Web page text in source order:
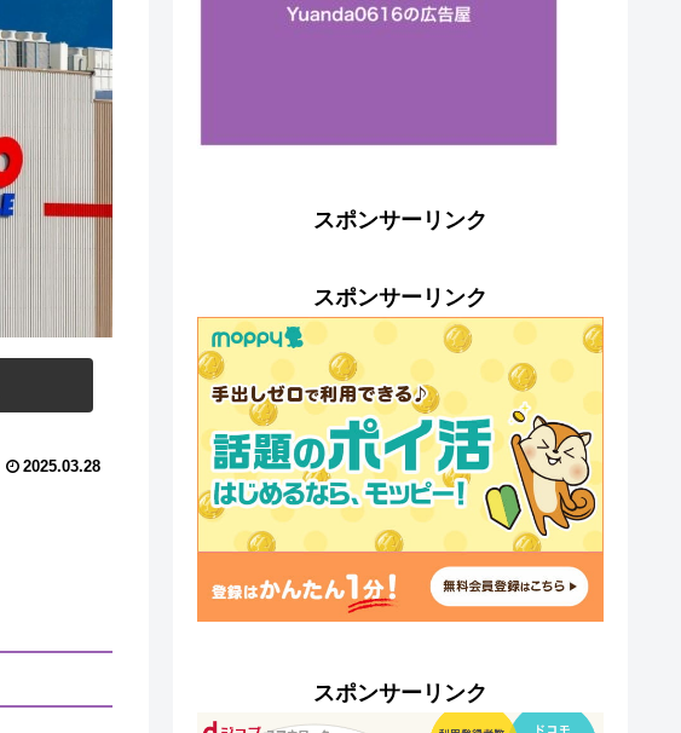
2025.03.28
スポンサーリンク
スポンサーリンク
スポンサーリンク